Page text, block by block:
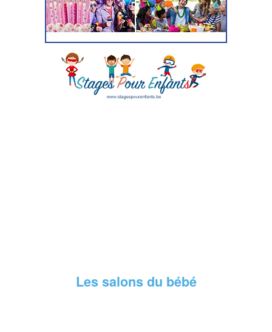
Les salons du bébé